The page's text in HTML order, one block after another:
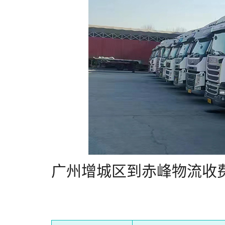
广州增城区到赤峰物流收